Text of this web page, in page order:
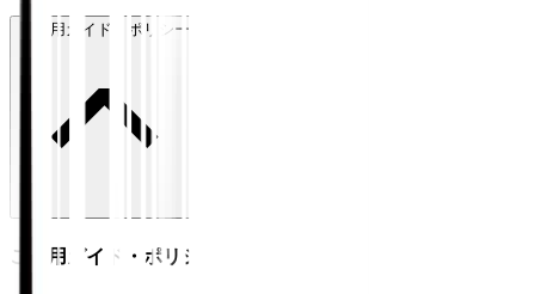
ご利用ガイド・ポリシー
ご利用ガイド・ポリシー